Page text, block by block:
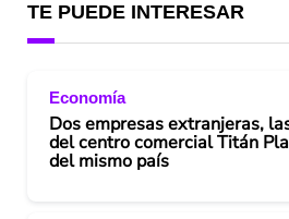
TE PUEDE INTERESAR
Economía
Dos empresas extranjeras,
del centro comercial Titán
del mismo país